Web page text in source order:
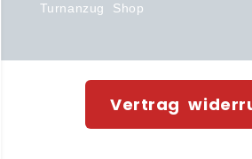
Turnanzug Shop
Vertrag